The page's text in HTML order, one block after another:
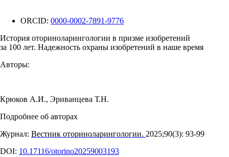
ORCID: 0000-0002-7891-9776
История оториноларингологии в призме изобретений
за 100 лет. Надежность охраны изобретений в наше время
Авторы:
Крюков А.И., Эриванцева Т.Н.
Подробнее об авторах
Журнал: Вестник оториноларингологии. 2025;90(3): 93‑99
DOI: 10.17116/otorino20259003193